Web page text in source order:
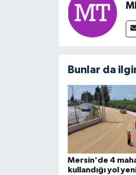
Bunlar da
Mersin'de 4
kullandığı yol